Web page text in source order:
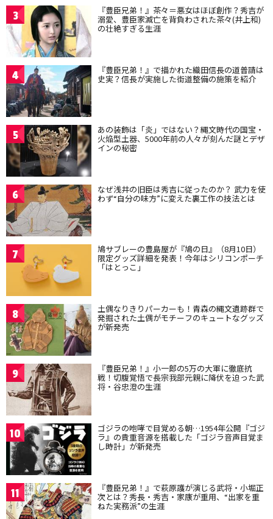
3 『豊臣兄弟！』茶々＝悪女はほぼ創作？秀吉が
溺愛、豊臣家滅亡を背負わされた茶々(井上和)
の壮絶すぎる生涯
4 『豊臣兄弟！』で描かれた織田信長の道普請は
史実？信長が実施した街道整備の施策を紹介
5 あの装飾は「炎」ではない？縄文時代の国宝・
火焔型土器、5000年前の人々が刻んだ謎とデザ
インの秘密
6 なぜ浅井の旧臣は秀吉に従ったのか？ 武力を使
わず“自分の味方”に変えた裏工作の技法とは
7 鳩サブレーの豊島屋が『鳩の日』（8月10日）
限定グッズ詳細を発表！今年はシリコンポーチ
「はとっこ」
8 土偶なりきりパーカーも！青森の縄文遺跡群で
発掘された土偶がモチーフのキュートなグッズ
が新発売
9 『豊臣兄弟！』小一郎の5万の大軍に徹底抗
戦！切腹覚悟で長宗我部元親に降伏を迫った武
将・谷忠澄の生涯
10 ゴジラの咆哮で目覚める朝…1954年公開『ゴジ
ラ』の貴重音源を搭載した「ゴジラ音声目覚ま
し時計」が新発売
11 『豊臣兄弟！』で萩原護が演じる武将・小堀正
次とは？秀長・秀吉・家康が重用、“出家を重
ねた実務派”の生涯